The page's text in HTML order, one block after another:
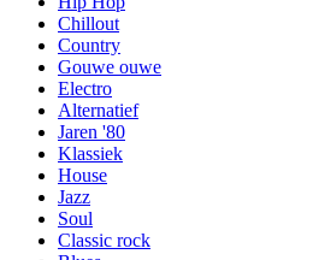
Chillout
Country
Gouwe ouwe
Electro
Alternatief
Jaren '80
Klassiek
House
Jazz
Soul
Classic rock